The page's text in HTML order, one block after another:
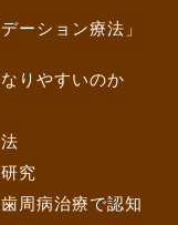
ーション療法」
りやすいのか
究
周病治療で認知